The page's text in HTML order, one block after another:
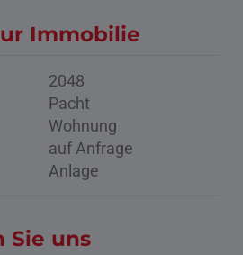
Immobilie
2048
Pacht
Wohnung
auf Anfrage
Anlage
Sie uns